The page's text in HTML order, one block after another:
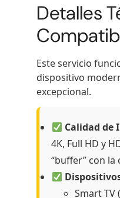
Detalles
Este servicio
dispositivo
excepcional.
Calidad de
4K, Full HD y
“buffer” con la
Smart TV